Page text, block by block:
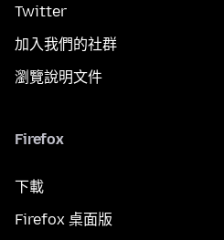
Twitter
加入我們的社群
瀏覽說明文件
Firefox
下載
Firefox 桌面版